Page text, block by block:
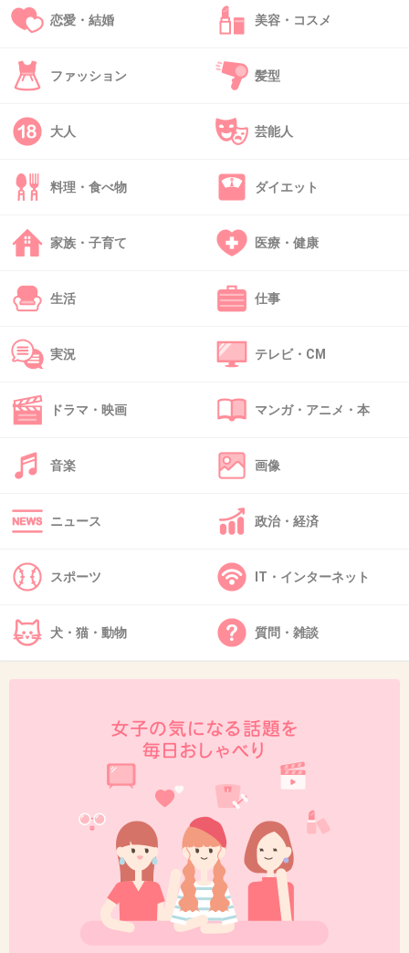
＞＞４５でした。
みんな使い分けるんだ、、、
サニタリー用なんて使ったことないし、一枚も持ってないや。
50. 匿名 2013/02/20(水) 01:21:57
普通のショーツだとナプキンヨレヨレになって漏れそうで
怖い(･_･;
一度パンツ型のナプキン買った事あるけど変な感覚で落ち
着かなかったwあれまだ売ってるのかな？
恋愛・結婚 美容・コスメ
ファッション 髪型
大人 芸能人
料理・食べ物 ダイエット
家族・子育て 医療・健康
生活 仕事
実況 テレビ・CM
ドラマ・映画 マンガ・アニメ・本
音楽 画像
ニュース 政治・経済
スポーツ IT・インターネット
犬・猫・動物 質問・雑談